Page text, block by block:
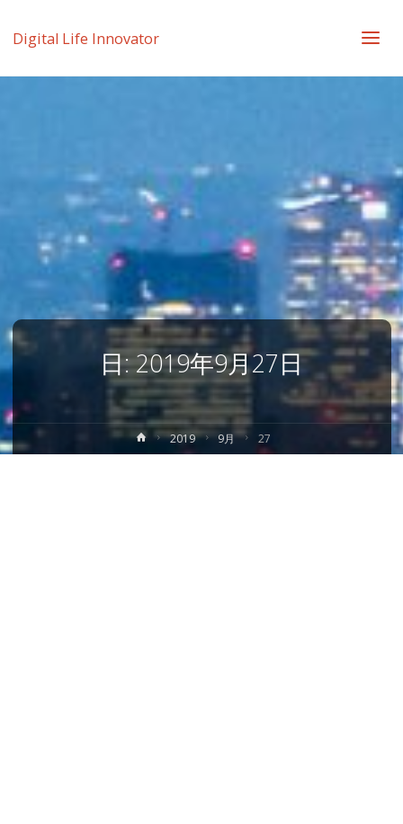
Digital Life Innovator
日:2019年9月27日
ホ
ー
2019 9月 27